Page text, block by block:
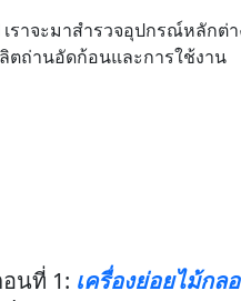
เราจะมาสำรวจอุปกรณ์หลักต่
ตถ่านอัดก้อนและการใช้งาน
นที่ 1: เครื่องย่อยไม้กล